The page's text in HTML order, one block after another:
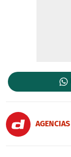
AGENCIAS